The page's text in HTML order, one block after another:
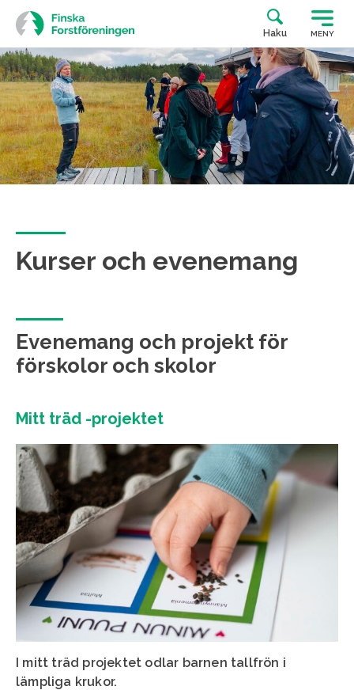
suoraan
sisältöön
Haku MENY
Kurser och evenemang
Evenemang och projekt för
förskolor och skolor
Mitt träd -projektet
I mitt träd projektet odlar barnen tallfrön i
lämpliga krukor.